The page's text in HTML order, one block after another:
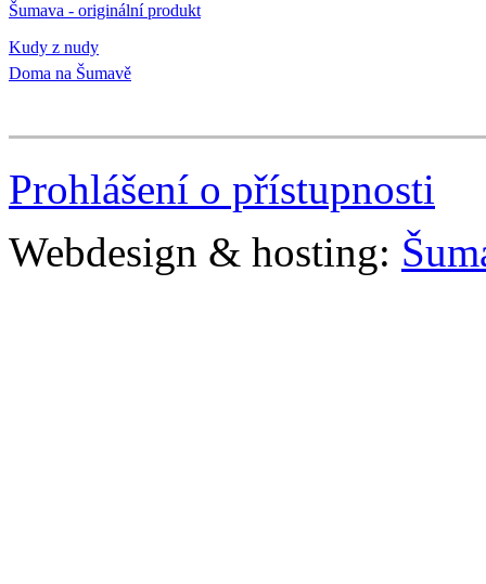
Šumava - originální produkt
Kudy z nudy
Doma na Šumavě
Prohlášení o přístupnosti
Webdesign & hosting: